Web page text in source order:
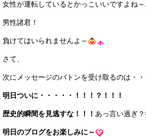
女性が運転しているとかっこいいですよね～
男性諸君！
負けてはいられませんよ～
さて、
次にメッセージのバトンを受け取るのは・・
明日ついに・・・・・！！！？！！！
歴史的瞬間を見逃すな！！！ あっ言い過ぎ
明日のブログをお楽しみに～